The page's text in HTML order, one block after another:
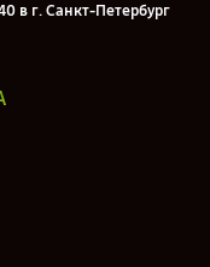
в г. Санкт-Петербург